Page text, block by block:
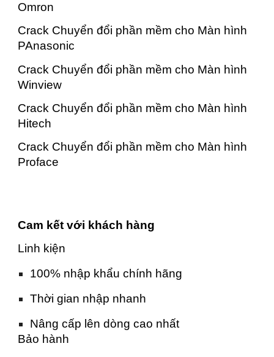
Omron
Crack Chuyển đổi phần mềm cho Màn hình
PAnasonic
Crack Chuyển đổi phần mềm cho Màn hình
Winview
Crack Chuyển đổi phần mềm cho Màn hình
Hitech
Crack Chuyển đổi phần mềm cho Màn hình
Proface
Cam kết với khách hàng
Linh kiện
100% nhập khẩu chính hãng
Thời gian nhập nhanh
Nâng cấp lên dòng cao nhất
Bảo hành